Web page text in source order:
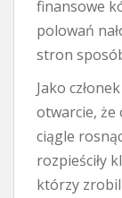
finansowe
polowań
stron
Jako
otwarcie,
ciągle
rozpieściły
którzy